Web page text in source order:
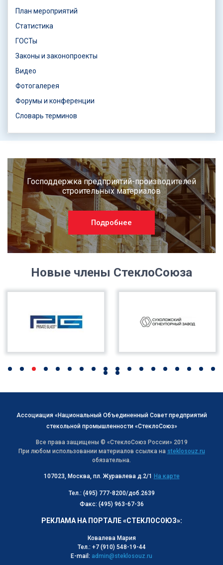
План мероприятий
Статистика
ГОСТы
Законы и законопроекты
Видео
Фотогалерея
Форумы и конференции
Словарь терминов
Господдержка предприятий-производителей
строительных материалов
Подробнее
Новые члены СтеклоСоюза
Ассоциация «Национальный Объединенный Совет предприятий
стекольной промышленности «СтеклоСоюз»
Все права защищены © «СтеклоСоюз Роcсии» 2019
При любом использовании материалов ссылка на steklosouz.ru
обязательна.
107023, Москва, пл. Журавлева д.2/1 На карте
Тел.: (495) 777-8200/доб.2639
Факс: (495) 963-67-36
РЕКЛАМА НА ПОРТАЛЕ «СТЕКЛОСОЮЗ»:
Ковалева Мария
Тел.: +7 (910) 548-19-44
E-mail: admin@steklosouz.ru